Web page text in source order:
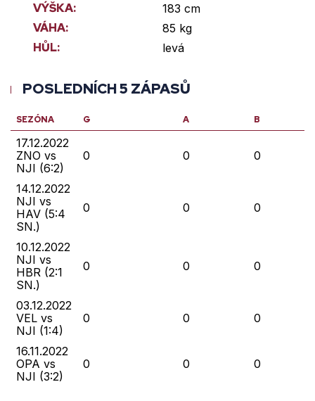
VÝŠKA: 183 cm
VÁHA: 85 kg
HŮL: levá
POSLEDNÍCH 5 ZÁPASŮ
SEZÓNA G A B
17.12.2022
ZNO vs
NJI (6:2)
0 0 0
14.12.2022
NJI vs
HAV (5:4
SN.)
0 0 0
10.12.2022
NJI vs
HBR (2:1
SN.)
0 0 0
03.12.2022
VEL vs
NJI (1:4)
0 0 0
16.11.2022
OPA vs
NJI (3:2)
0 0 0